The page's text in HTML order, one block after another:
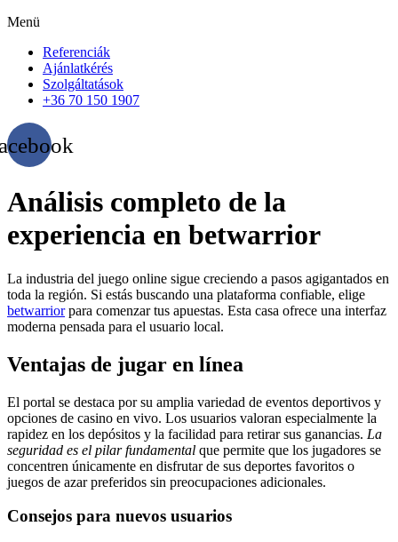
Menü
Referenciák
Ajánlatkérés
Szolgáltatások
+36 70 150 1907
Análisis completo de la
experiencia en betwarrior
La industria del juego online sigue creciendo a pasos agigantados en
toda la región. Si estás buscando una plataforma confiable, elige
betwarriorpara comenzar tus apuestas. Esta casa ofrece una interfaz
moderna pensada para el usuario local.
Ventajas de jugar en línea
El portal se destaca por su amplia variedad de eventos deportivos y
opciones de casino en vivo. Los usuarios valoran especialmente la
rapidez en los depósitos y la facilidad para retirar sus ganancias. La
seguridad es el pilar fundamental que permite que los jugadores se
concentren únicamente en disfrutar de sus deportes favoritos o
juegos de azar preferidos sin preocupaciones adicionales.
Consejos para nuevos usuarios